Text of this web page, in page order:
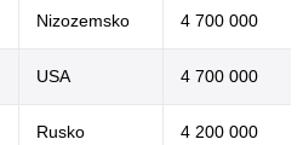
Nizozemsko 4 700 000
USA 4 700 000
Rusko 4 200 000